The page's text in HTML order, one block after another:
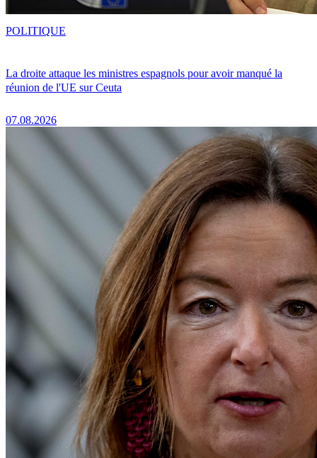
La droite attaque les ministres espagnols pour avoir manqué la
réunion de l'UE sur Ceuta
07.08.2026
POLITIQUE